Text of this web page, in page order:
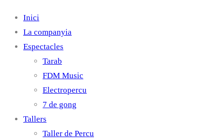
Inici
La companyia
Espectacles
Tarab
FDM Music
Electropercu
7 de gong
Tallers
Taller de Percu